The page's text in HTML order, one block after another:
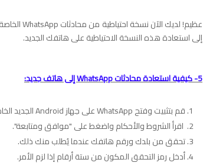
إلى استعادة هذه النسخة الاحتياطية على هاتفك الجديد.
5- كيفية استعادة محادثات WhatsApp إلى هاتف جديد:
قم بتثبيت وفتح WhatsApp على جهاز Android الجديد الخاص بك.
اقرأ الشروط والأحكام واضغط على "موافق ومتابعة".
تحقق من بلدك ورقم هاتفك عندما يُطلب منك ذلك.
أدخل رمز التحقق المكون من ستة أرقام إذا لزم الأمر.